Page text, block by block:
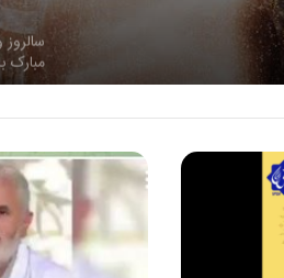
مبارک
حضرت
شهادت
تسلیت